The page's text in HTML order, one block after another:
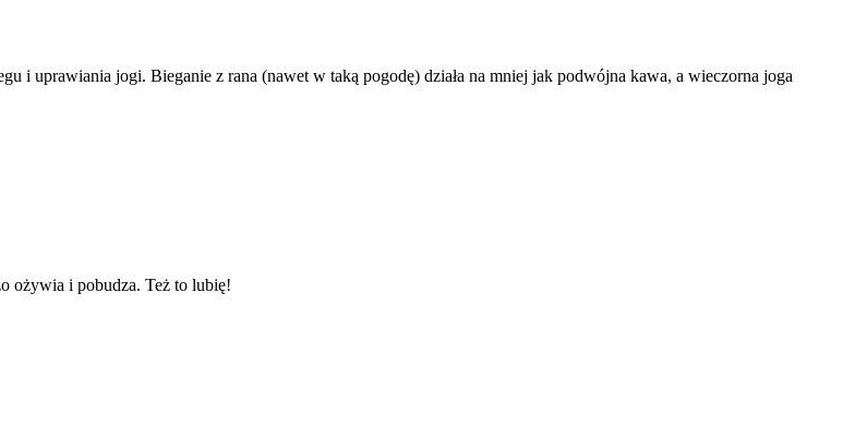
i uprawiania jogi. Bieganie z rana (nawet w taką pogodę) działa na mniej jak podwójna kawa, a wieczorna joga
ożywia i pobudza. Też to lubię!